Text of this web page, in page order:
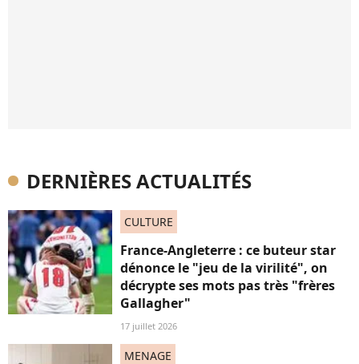
DERNIÈRES ACTUALITÉS
CULTURE
France-Angleterre : ce buteur star
dénonce le "jeu de la virilité", on
décrypte ses mots pas très "frères
Gallagher"
17 juillet 2026
MENAGE